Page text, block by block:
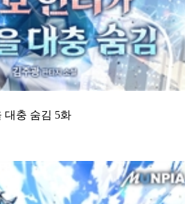
대충 숨김 5화